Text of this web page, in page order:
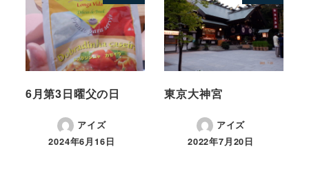
6月第3日曜父の日
アイズ
2024年6月16日
東京大神宮
アイズ
2022年7月20日